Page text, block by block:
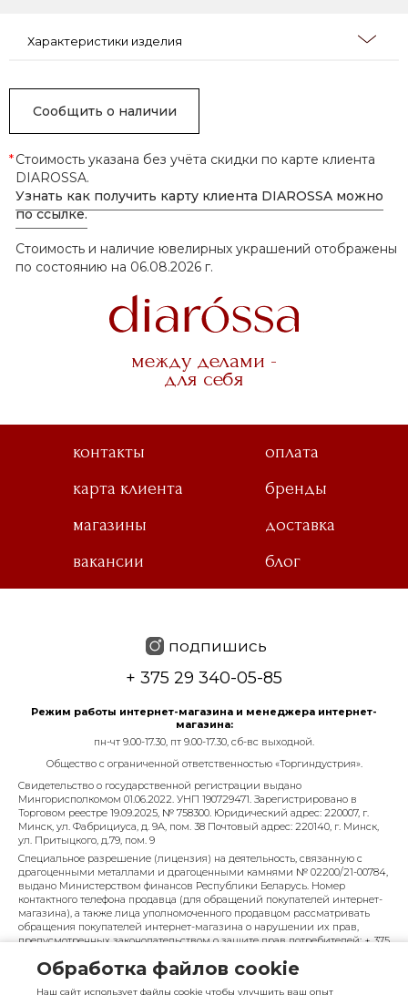
Характеристики изделия
Сообщить о наличии
*Стоимость указана без учёта скидки по карте клиента
DIAROSSA.
Узнать как получить карту клиента DIAROSSA можно
по ссылке.
Стоимость и наличие ювелирных украшений отображены
по состоянию на 06.08.2026 г.
между делами -
для себя
контакты
оплата
карта клиента
бренды
магазины
доставка
вакансии
блог
подпишись
+ 375 29 340-05-85
Режим работы интернет-магазина и менеджера интернет-
магазина:
пн-чт 9.00-17.30, пт 9.00-17.30, сб-вс выходной.
Общество с ограниченной ответственностью «Торгиндустрия».
Свидетельство о государственной регистрации выдано
Мингорисполкомом 01.06.2022. УНП 190729471. Зарегистрировано в
Торговом реестре 19.09.2025, № 758300. Юридический адрес: 220007, г.
Минск, ул. Фабрициуса, д. 9А, пом. 38 Почтовый адрес: 220140, г. Минск,
ул. Притыцкого, д.79, пом. 9
Специальное разрешение (лицензия) на деятельность, связанную с
драгоценными металлами и драгоценными камнями № 02200/21-00784,
выдано Министерством финансов Республики Беларусь. Номер
контактного телефона продавца (для обращений покупателей интернет-
магазина), а также лица уполномоченного продавцом рассматривать
обращения покупателей интернет-магазина о нарушении их прав,
предусмотренных законодательством о защите прав потребителей: + 375
управления по работе с обращениями граждан и юридических лиц
Минского городского исполнительного комитета, администрация
Обработка файлов cookie
Наш сайт использует файлы cookie чтобы улучшить ваш опыт